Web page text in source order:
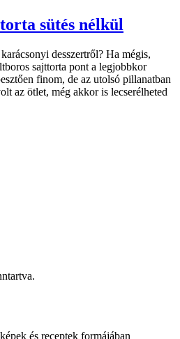
sütés nélkül
desszertről? Ha mégis,
sajttorta pont a legjobbkor
finom, de az utolsó pillanatban
az ötlet, még akkor is lecserélheted
és receptek formájában